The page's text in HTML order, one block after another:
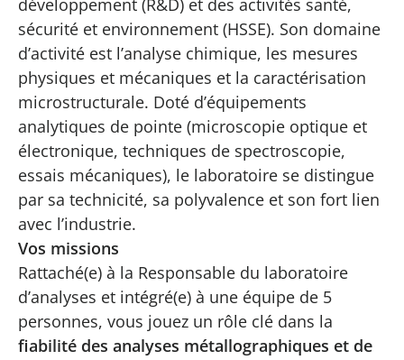
sécurité et environnement (HSSE). Son domaine
d’activité est l’analyse chimique, les mesures
physiques et mécaniques et la caractérisation
microstructurale. Doté d’équipements
analytiques de pointe (microscopie optique et
électronique, techniques de spectroscopie,
essais mécaniques), le laboratoire se distingue
par sa technicité, sa polyvalence et son fort lien
avec l’industrie.
Vos missions
Rattaché(e) à la Responsable du laboratoire
d’analyses et intégré(e) à une équipe de 5
personnes, vous jouez un rôle clé dans la
fiabilité des analyses métallographiques et de